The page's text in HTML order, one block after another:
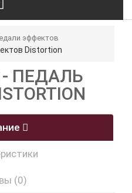
эффектов
Distortion
- ПЕДАЛЬ
(0)